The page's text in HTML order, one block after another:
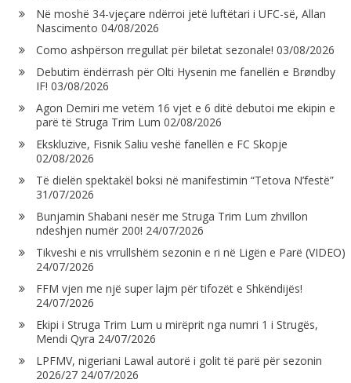
Në moshë 34-vjeçare ndërroi jetë luftëtari i UFC-së, Allan
Nascimento 04/08/2026
Como ashpërson rregullat për biletat sezonale! 03/08/2026
Debutim ëndërrash për Olti Hysenin me fanellën e Brøndby
IF! 03/08/2026
Agon Demiri me vetëm 16 vjet e 6 ditë debutoi me ekipin e
parë të Struga Trim Lum 02/08/2026
Ekskluzive, Fisnik Saliu veshë fanellën e FC Skopje
02/08/2026
Të dielën spektakël boksi në manifestimin “Tetova N’festë”
31/07/2026
Bunjamin Shabani nesër me Struga Trim Lum zhvillon
ndeshjen numër 200! 24/07/2026
Tikveshi e nis vrrullshëm sezonin e ri në Ligën e Parë (VIDEO)
24/07/2026
FFM vjen me një super lajm për tifozët e Shkëndijës!
24/07/2026
Ekipi i Struga Trim Lum u mirëprit nga numri 1 i Strugës,
Mendi Qyra 24/07/2026
LPFMV, nigeriani Lawal autorë i golit të parë për sezonin
2026/27 24/07/2026